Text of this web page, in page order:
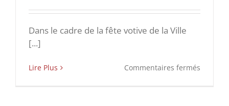
Dans le cadre de la fête votive de la Ville
[...]
Lire Plus Commentaires fermés